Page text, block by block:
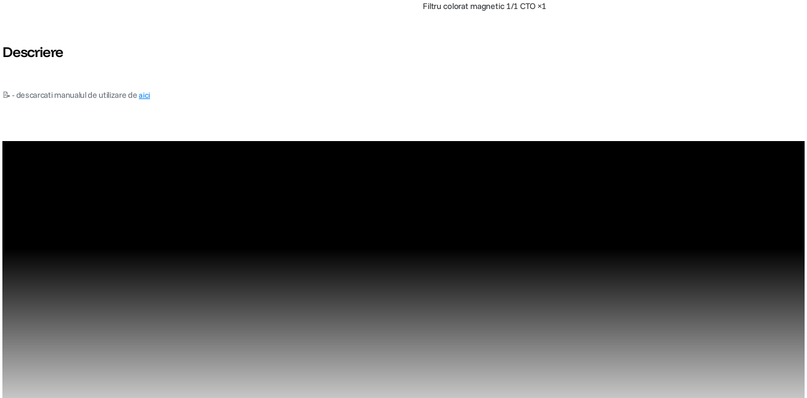
Filtru colorat magnetic 1/1 CTO ×1
Descriere
📝 - descarcati manualul de utilizare deaici